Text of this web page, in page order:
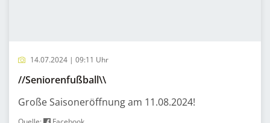
14.07.2024 | 09:11 Uhr
//Seniorenfußball\\
Große Saisoneröffnung am 11.08.2024!